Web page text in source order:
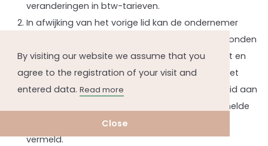
By visiting our website we assume that you
agree to the registration of your visit and
entered data. Read more
Close
veranderingen in btw-tarieven.
In afwijking van het vorige lid kan de ondernemer
producten of diensten waarvan de prijzen gebonden
zijn aan schommelingen op de financiële markt en
waar de ondernemer geen invloed op heeft, met
variabele prijzen aanbieden. Deze gebondenheid aan
schommelingen en het feit dat eventueel vermelde
prijzen richtprijzen zijn, worden bij het aanbod
vermeld.